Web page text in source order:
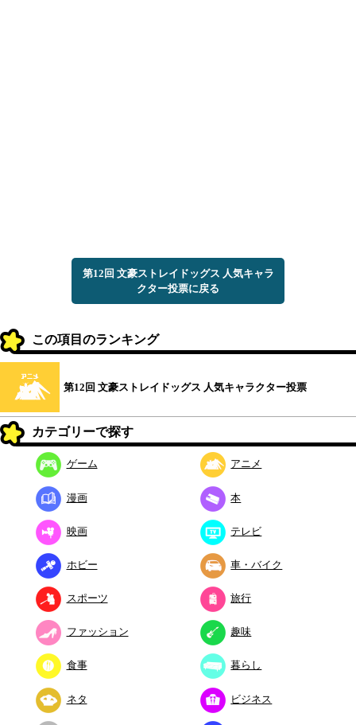
第12回 文豪ストレイドッグス 人気キャラ
クター投票に戻る
この項目のランキング
第12回 文豪ストレイドッグス 人気キャラクター投票
カテゴリーで探す
ゲーム アニメ
漫画 本
映画 テレビ
ホビー 車・バイク
スポーツ 旅行
ファッション 趣味
食事 暮らし
ネタ ビジネス